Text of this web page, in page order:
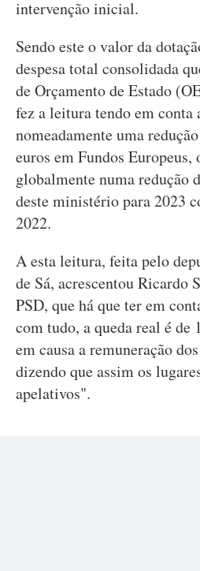
intervenção inicial.
Sendo este o valor da
despesa total consolidada
de Orçamento de Estado
fez a leitura tendo em conta
nomeadamente uma
euros em Fundos Europeus,
globalmente numa redução
deste ministério para 2023
2022.
A esta leitura, feita pelo
de Sá, acrescentou Ricardo
PSD, que há que ter em
com tudo, a queda real é
em causa a remuneração
dizendo que assim os
apelativos".